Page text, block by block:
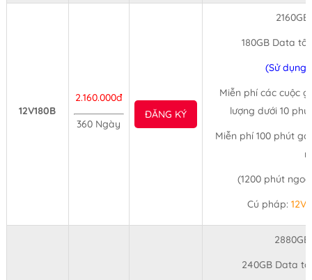
12V180B
2.160.000đ
360 Ngày
ĐĂNG KÝ
180GB Data
(Sử dụng
Miễn phí các cuộc
lượng dưới 10
Miễn phí 100 phút
(1200 phút
Cú pháp:
240GB Data